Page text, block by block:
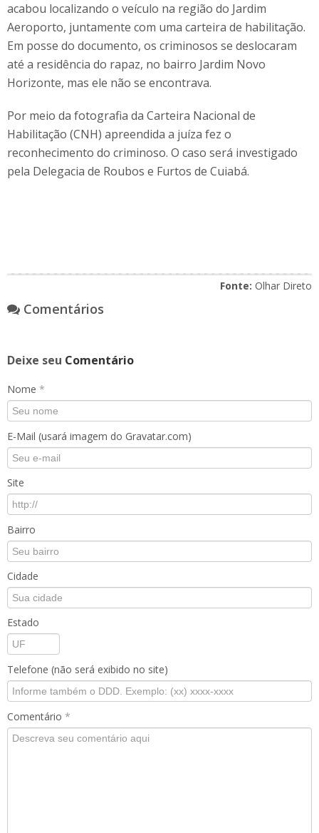
acabou localizando o veículo na região do Jardim
Aeroporto, juntamente com uma carteira de habilitação.
Em posse do documento, os criminosos se deslocaram
até a residência do rapaz, no bairro Jardim Novo
Horizonte, mas ele não se encontrava.
Por meio da fotografia da Carteira Nacional de
Habilitação (CNH) apreendida a juíza fez o
reconhecimento do criminoso. O caso será investigado
pela Delegacia de Roubos e Furtos de Cuiabá.
Fonte: Olhar Direto
Comentários
Deixe seu Comentário
Nome *
E-Mail (usará imagem do Gravatar.com)
Site
Bairro
Cidade
Estado
Telefone (não será exibido no site)
Comentário *